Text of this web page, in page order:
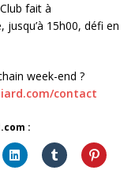
fait à
15h00, défi en
week-end ?
contact
: